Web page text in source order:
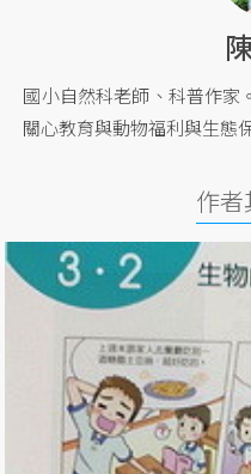
國小自然科老師、科普作家
關心教育與動物福利與生態
作